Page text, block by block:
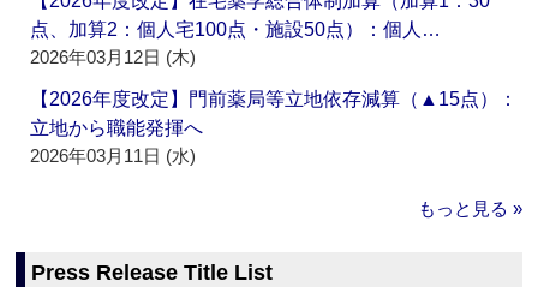
点、加算2：個人宅100点・施設50点）：個人…
2026年03月12日 (木)
【2026年度改定】門前薬局等立地依存減算（▲15点）：
立地から職能発揮へ
2026年03月11日 (水)
もっと見る »
Press Release Title List